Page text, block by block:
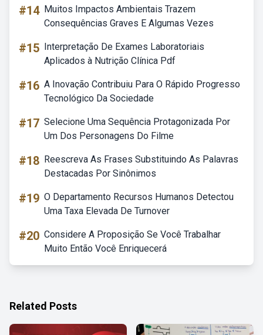
#14 Muitos Impactos Ambientais Trazem
Consequências Graves E Algumas Vezes
#15 Interpretação De Exames Laboratoriais
Aplicados à Nutrição Clínica Pdf
#16 A Inovação Contribuiu Para O Rápido Progresso
Tecnológico Da Sociedade
#17 Selecione Uma Sequência Protagonizada Por
Um Dos Personagens Do Filme
#18 Reescreva As Frases Substituindo As Palavras
Destacadas Por Sinônimos
#19 O Departamento Recursos Humanos Detectou
Uma Taxa Elevada De Turnover
#20 Considere A Proposição Se Você Trabalhar
Muito Então Você Enriquecerá
Related Posts